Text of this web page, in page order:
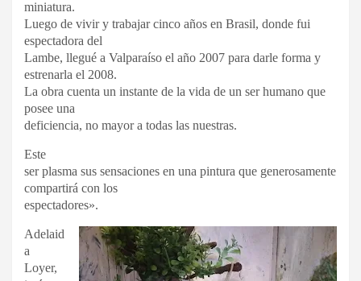
miniatura.
Luego de vivir y trabajar cinco años en Brasil, donde fui
espectadora del
Lambe, llegué a Valparaíso el año 2007 para darle forma y
estrenarla el 2008.
La obra cuenta un instante de la vida de un ser humano que
posee una
deficiencia, no mayor a todas las nuestras.
Este
ser plasma sus sensaciones en una pintura que generosamente
compartirá con los
espectadores».
Adelaid
a
Loyer,